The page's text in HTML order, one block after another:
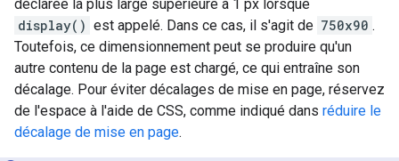
déclarée la plus large supérieure à 1 px lorsque
display() est appelé. Dans ce cas, il s'agit de 750x90 .
Toutefois, ce dimensionnement peut se produire qu'un
autre contenu de la page est chargé, ce qui entraîne son
décalage. Pour éviter décalages de mise en page, réservez
de l'espace à l'aide de CSS, comme indiqué dans réduire le
décalage de mise en page.